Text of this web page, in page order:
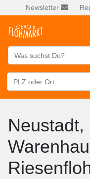
Newsletter
Neustadt,